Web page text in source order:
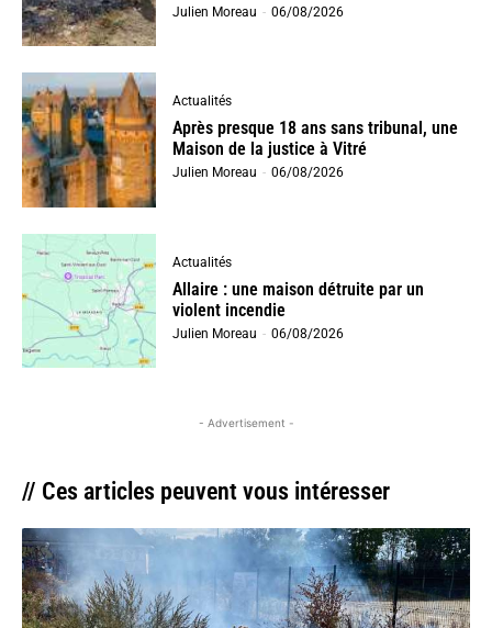
Julien Moreau - 06/08/2026
Actualités
Après presque 18 ans sans tribunal, une
Maison de la justice à Vitré
Julien Moreau - 06/08/2026
Actualités
Allaire : une maison détruite par un
violent incendie
Julien Moreau - 06/08/2026
- Advertisement -
// Ces articles peuvent vous intéresser